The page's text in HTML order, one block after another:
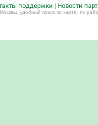
поддержки | Новости
удобный поиск по карте, по